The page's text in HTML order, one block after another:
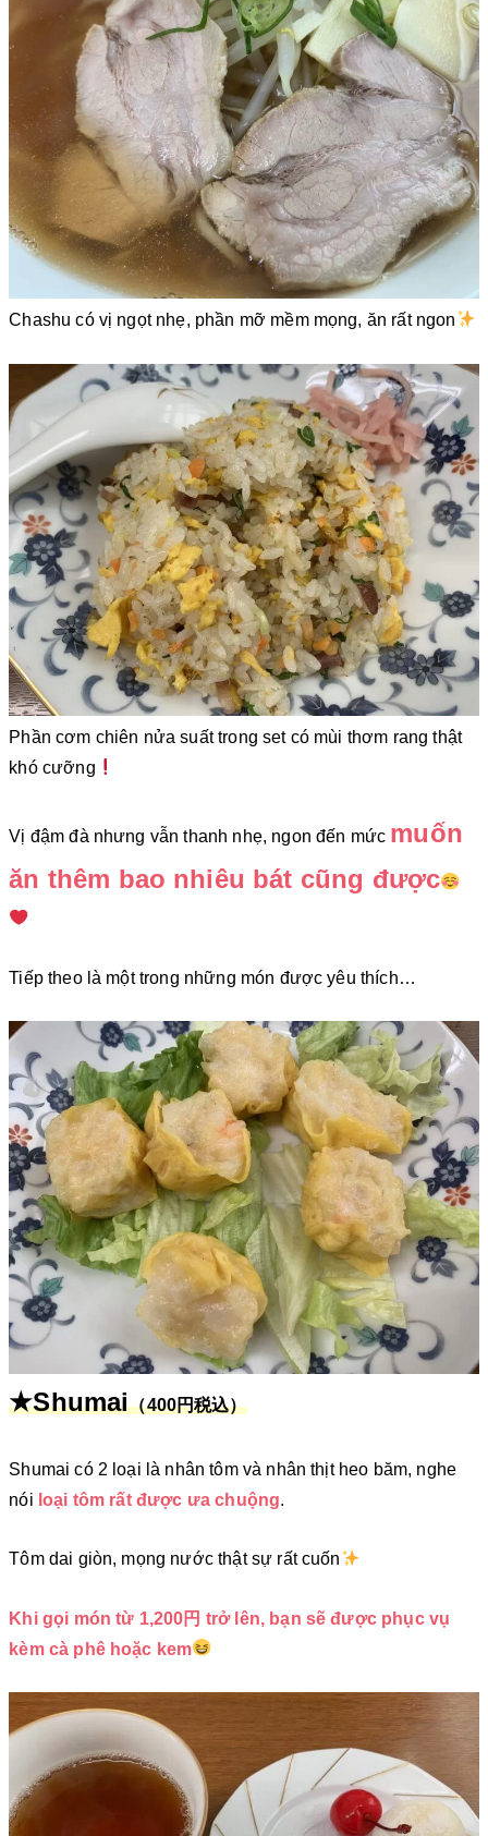
Chashu có vị ngọt nhẹ, phần mỡ mềm mọng, ăn rất ngon
Phần cơm chiên nửa suất trong set có mùi thơm rang thật
khó cưỡng
Vị đậm đà nhưng vẫn thanh nhẹ, ngon đến mức muốn
ăn thêm bao nhiêu bát cũng được
Tiếp theo là một trong những món được yêu thích…
★Shumai（400円税込）
Shumai có 2 loại là nhân tôm và nhân thịt heo băm, nghe
nói loại tôm rất được ưa chuộng.
Tôm dai giòn, mọng nước thật sự rất cuốn
Khi gọi món từ 1,200円 trở lên, bạn sẽ được phục vụ
kèm cà phê hoặc kem